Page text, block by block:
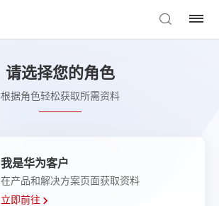
请选择您的角色
根据角色轻松获取所需资料
我是华为客户
在产品和解决方案页面获取资料
立即前往